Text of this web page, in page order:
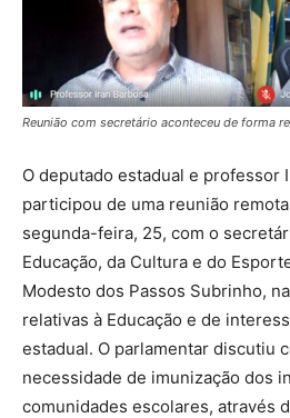
Reunião com secretário aconteceu de forma
O deputado estadual e professor
participou de uma reunião
segunda-feira, 25, com o
Educação, da Cultura e do
Modesto dos Passos Subrinho,
relativas à Educação e de
estadual. O parlamentar discutiu
necessidade de imunização dos
comunidades escolares, através